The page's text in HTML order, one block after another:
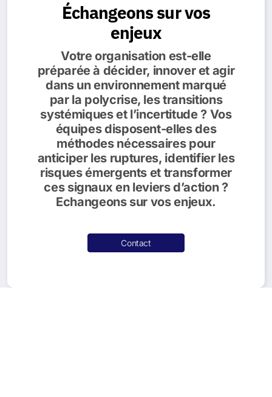
Échangeons sur vos
enjeux
Votre organisation est-elle
préparée à décider, innover et agir
dans un environnement marqué
par la polycrise, les transitions
systémiques et l’incertitude ? Vos
équipes disposent-elles des
méthodes nécessaires pour
anticiper les ruptures, identifier les
risques émergents et transformer
ces signaux en leviers d’action ?
Echangeons sur vos enjeux.
Contact